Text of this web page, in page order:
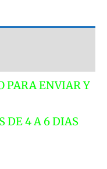
PARA ENVIAR Y
DE 4 A 6 DIAS